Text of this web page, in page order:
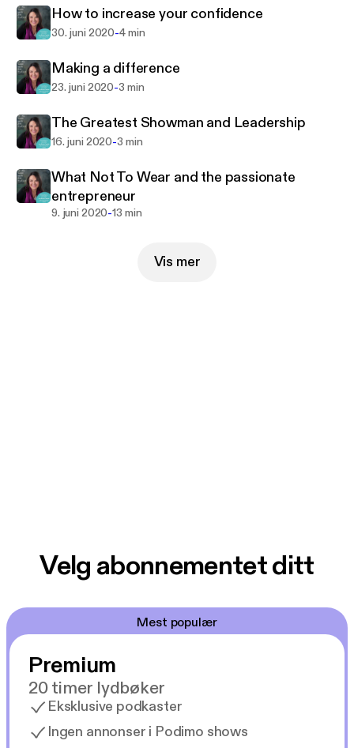
undergraduate Communications degree, and
Master in Business Administration to remove
reality for sustainable results.
How to increase your confidence
30. juni 2020-4 min
Making a difference
23. juni 2020-3 min
The Greatest Showman and Leadership
16. juni 2020-3 min
What Not To Wear and the passionate
entrepreneur
9. juni 2020-13 min
Vis mer
Velg abonnementet ditt
Mest populær
Premium
20 timer lydbøker
Eksklusive podkaster
Ingen annonser i Podimo shows